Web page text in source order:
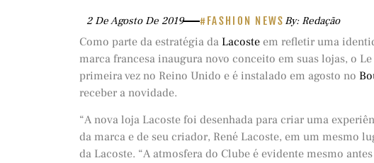
2 De Agosto De 2019 #FASHION NEWS By: Redação
Como parte da estratégia da Lacoste em refletir uma
marca francesa inaugura novo conceito em suas lojas, o
primeira vez no Reino Unido e é instalado em agosto no
receber a novidade.
“A nova loja Lacoste foi desenhada para criar uma
da marca e de seu criador, René Lacoste, em um mesmo
da Lacoste. “A atmosfera do Clube é evidente mesmo